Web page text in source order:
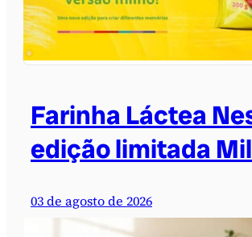
Farinha Láctea
edição limitada
03 de agosto de 2026